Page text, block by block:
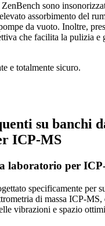
sono
assorbimento del
da vuoto. Inoltre,
che facilita la pulizia e
e totalmente sicuro.
su banchi
ICP-MS
laboratorio per
specificamente per
di massa ICP-
vibrazioni e spazio